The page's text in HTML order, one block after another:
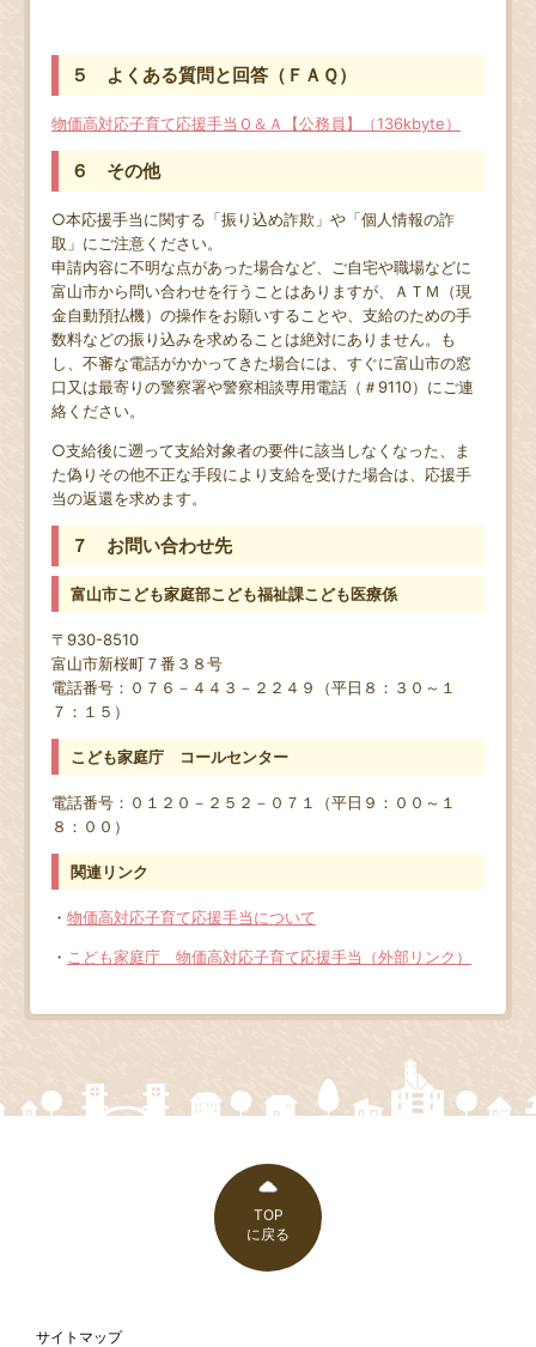
５ よくある質問と回答（ＦＡＱ）
物価高対応子育て応援手当Ｑ＆Ａ【公務員】（136kbyte）
６ その他
○本応援手当に関する「振り込め詐欺」や「個人情報の詐
取」にご注意ください。
申請内容に不明な点があった場合など、ご自宅や職場などに
富山市から問い合わせを行うことはありますが、ＡＴＭ（現
金自動預払機）の操作をお願いすることや、支給のための手
数料などの振り込みを求めることは絶対にありません。も
し、不審な電話がかかってきた場合には、すぐに富山市の窓
口又は最寄りの警察署や警察相談専用電話（＃9110）にご連
絡ください。
○支給後に遡って支給対象者の要件に該当しなくなった、ま
た偽りその他不正な手段により支給を受けた場合は、応援手
当の返還を求めます。
７ お問い合わせ先
富山市こども家庭部こども福祉課こども医療係
〒930-8510
富山市新桜町７番３８号
電話番号：０７６－４４３－２２４９（平日８：３０～１
７：１５）
こども家庭庁 コールセンター
電話番号：０１２０－２５２－０７１（平日９：００～１
８：００）
関連リンク
・ 物価高対応子育て応援手当について
・ こども家庭庁 物価高対応子育て応援手当（外部リンク）
TOP
に戻る
サイトマップ